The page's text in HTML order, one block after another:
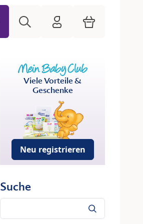
HiPP Mein Babyclub
Warenkorb
Viele Vorteile &
Geschenke
Neu registrieren
Suche